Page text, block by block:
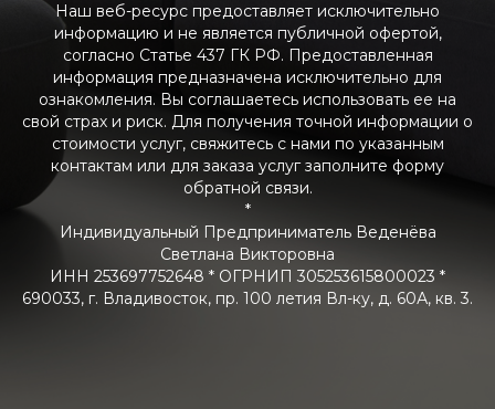
Наш веб-ресурс предоставляет исключительно
информацию и не является публичной офертой,
согласно Статье 437 ГК РФ. Предоставленная
информация предназначена исключительно для
ознакомления. Вы соглашаетесь использовать ее на
свой страх и риск. Для получения точной информации о
стоимости услуг, свяжитесь с нами по указанным
контактам или для заказа услуг заполните форму
обратной связи.
*
Индивидуальный Предприниматель Веденёва
Светлана Викторовна
ИНН 253697752648 * ОГРНИП 305253615800023 *
690033, г. Владивосток, пр. 100 летия Вл-ку, д. 60А, кв. 3.